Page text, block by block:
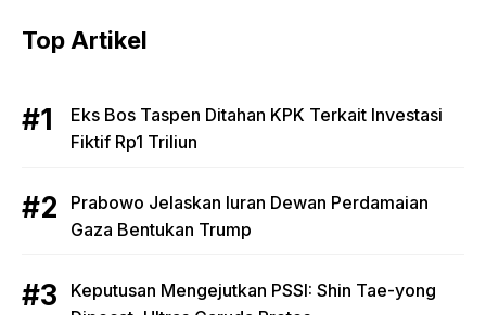
Top Artikel
Eks Bos Taspen Ditahan KPK Terkait Investasi
Fiktif Rp1 Triliun
Prabowo Jelaskan Iuran Dewan Perdamaian
Gaza Bentukan Trump
Keputusan Mengejutkan PSSI: Shin Tae-yong